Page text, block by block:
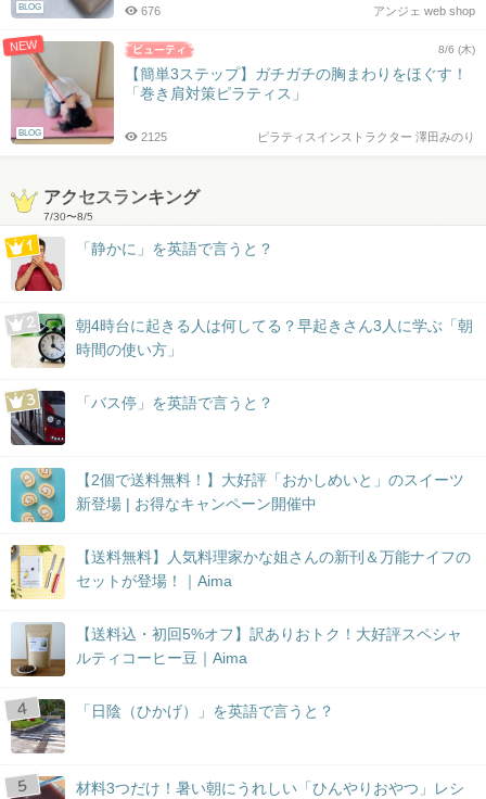
BLOG アンジェ web shop
676
NEW
BLOG
8/6 (木)
【簡単3ステップ】ガチガチの胸まわりをほぐす！
「巻き肩対策ピラティス」
ピラティスインストラクター 澤田みのり
2125
アクセスランキング
7/30〜8/5
「静かに」を英語で言うと？
朝4時台に起きる人は何してる？早起きさん3人に学ぶ「朝
時間の使い方」
「バス停」を英語で言うと？
【2個で送料無料！】大好評「おかしめいと」のスイーツ
新登場 | お得なキャンペーン開催中
【送料無料】人気料理家かな姐さんの新刊＆万能ナイフの
セットが登場！｜Aima
【送料込・初回5%オフ】訳ありおトク！大好評スペシャ
ルティコーヒー豆｜Aima
「日陰（ひかげ）」を英語で言うと？
材料3つだけ！暑い朝にうれしい「ひんやりおやつ」レシ